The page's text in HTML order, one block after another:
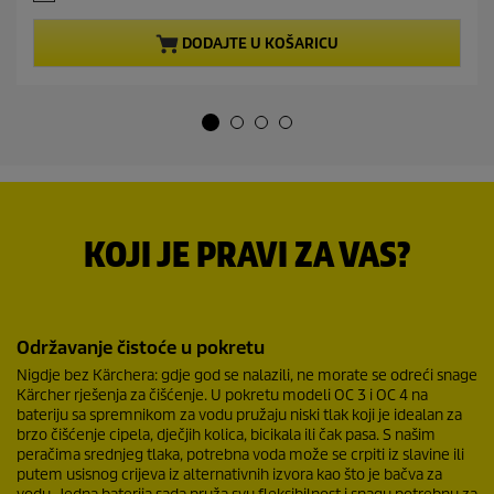
t
r
p
o
d
e
c
e
n
z
i
j
e
DODAJTE U KOŠARICU
KOJI JE PRAVI ZA VAS?
Održavanje čistoće u pokretu
Nigdje bez Kärchera: gdje god se nalazili, ne morate se odreći snage
Kärcher rješenja za čišćenje. U pokretu modeli OC 3 i OC 4 na
bateriju sa spremnikom za vodu pružaju niski tlak koji je idealan za
brzo čišćenje cipela, dječjih kolica, bicikala ili čak pasa. S našim
peračima srednjeg tlaka, potrebna voda može se crpiti iz slavine ili
putem usisnog crijeva iz alternativnih izvora kao što je bačva za